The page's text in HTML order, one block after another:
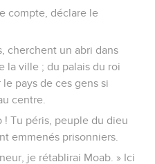
compte, déclare le
cherchent un abri dans
la ville ; du palais du roi
pays de ces gens si
centre.
! Tu péris, peuple du dieu
emmenés prisonniers.
je rétablirai Moab. » Ici